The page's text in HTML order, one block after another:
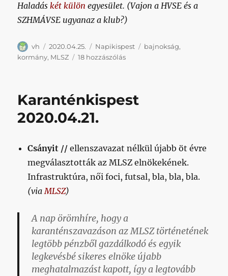
Haladáskét külön egyesület. (Vajon a HVSE és a
SZHMÁVSE ugyanaz a klub?)
Szerző
vh Közzétéve
2020.04.25. Kategória
Napikispest Címke
bajnokság,
kormány, MLSZ 18 hozzászólásKaranténkispest
Karanténkispest
2020.04.21.
Csányit //ellenszavazat nélkül újabb öt évre
megválasztották az MLSZ elnökekének.
Infrastruktúra, női foci, futsal, bla, bla, bla.
(viaMLSZ)
A nap örömhíre, hogy a
karanténszavazáson az MLSZ történetének
legtöbb pénzből gazdálkodó és egyik
legkevésbé sikeres elnöke újabb
meghatalmazást kapott, így a legtovább